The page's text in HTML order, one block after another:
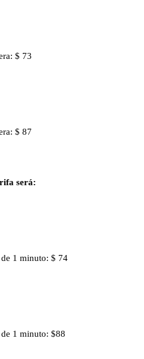
$ 73
$ 87
será:
de 1 minuto: $ 74
1 minuto: $88